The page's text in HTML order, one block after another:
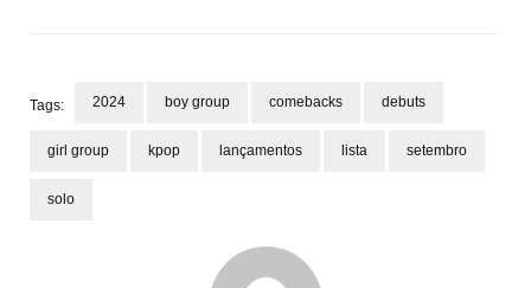
Tags: 2024 boy group comebacks debuts
girl group kpop lançamentos lista setembro
solo